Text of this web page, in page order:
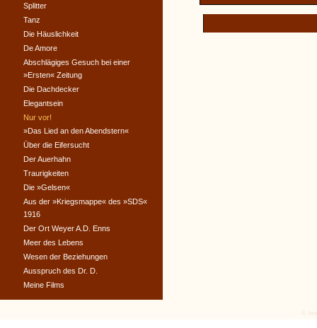
Splitter
Tanz
Die Häuslichkeit
De Amore
Abschlägiges Gesuch bei einer
»Ersten« Zeitung
Die Dachdecker
Elegantsein
Nur vor!
»Das Lied an den Abendstern«
Über die Eifersucht
Der Auerhahn
Traurigkeiten
Die »Gelsen«
Aus der »Kriegsmappe« des »SDS«
1916
Der Ort Weyer A.D. Enns
Meer des Lebens
Wesen der Beziehungen
Ausspruch des Dr. D.
Meine Films